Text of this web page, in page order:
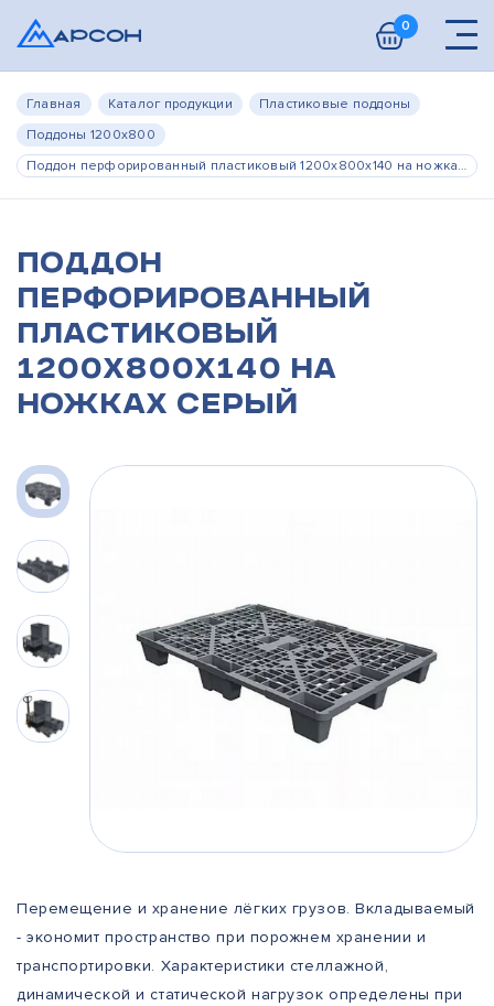
0
Главная Каталог продукции
Пластиковые поддоны
Поддоны 1200х800
Поддон перфорированный пластиковый 1200х800х140 на ножках серый
Поддон
перфорированный
пластиковый
1200х800х140 на
ножках серый
Перемещение и хранение лёгких грузов. Вкладываемый
- экономит пространство при порожнем хранении и
транспортировки. Характеристики стеллажной,
динамической и статической нагрузок определены при